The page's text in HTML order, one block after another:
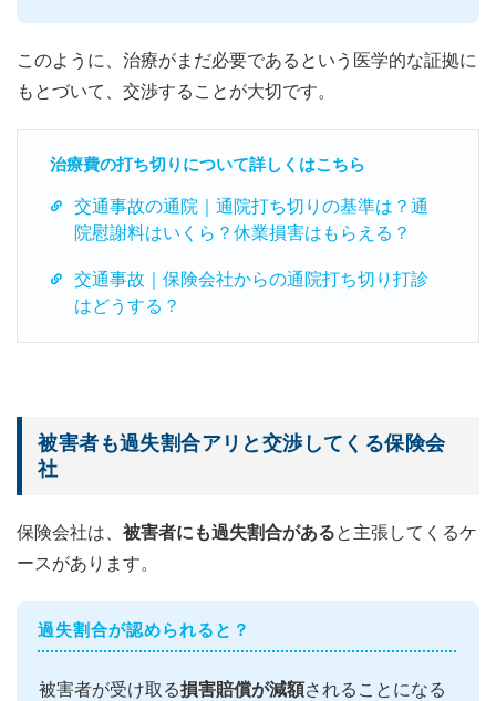
このように、治療がまだ必要であるという医学的な証拠に
もとづいて、交渉することが大切です。
治療費の打ち切りについて詳しくはこちら
交通事故の通院｜通院打ち切りの基準は？通
院慰謝料はいくら？休業損害はもらえる？
交通事故｜保険会社からの通院打ち切り打診
はどうする？
被害者も過失割合アリと交渉してくる保険会
社
保険会社は、 被害者にも過失割合があると主張してくるケ
ースがあります。
過失割合が認められると？
被害者が受け取る損害賠償が減額されることになる